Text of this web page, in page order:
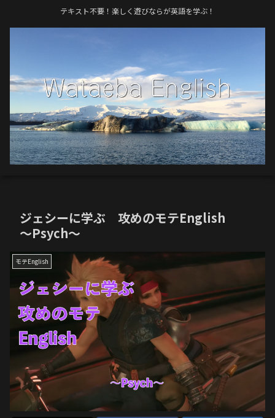
テキスト不要！楽しく遊びならが英語を学ぶ！
ジェシーに学ぶ 攻めのモテEnglish
〜Psych〜
モテEnglish